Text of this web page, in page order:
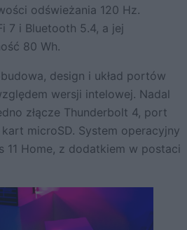
odświeżania 120 Hz.
7 i Bluetooth 5.4, a jej
80 Wh.
design i układ portów
wersji intelowej. Nadal
złącze Thunderbolt 4, port
microSD. System operacyjny
11 Home, z dodatkiem w postaci